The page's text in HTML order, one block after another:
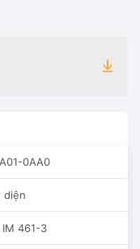
0AA0
diện
461-3